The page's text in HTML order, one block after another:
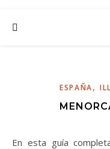
ESPAÑA,
En esta guía completa de Menorca utilizo todo lo que